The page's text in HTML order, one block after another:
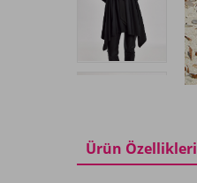
Ürün Özellikleri